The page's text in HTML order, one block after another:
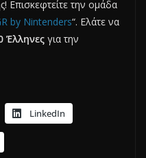
Επισκεφτείτε την ομάδα
by Nintenders“. Ελάτε να
Έλληνες για την
LinkedIn